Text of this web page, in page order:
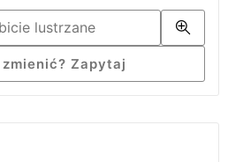
lustrzane
zmienić? Zapytaj